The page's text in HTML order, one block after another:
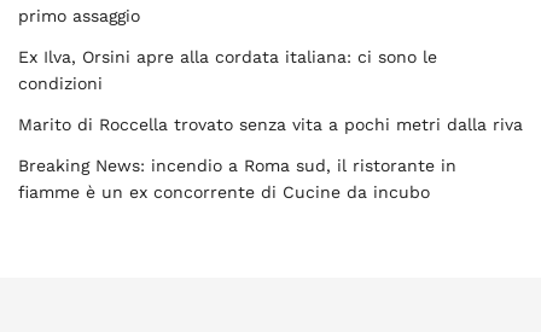
primo assaggio
Ex Ilva, Orsini apre alla cordata italiana: ci sono le
condizioni
Marito di Roccella trovato senza vita a pochi metri dalla riva
Breaking News: incendio a Roma sud, il ristorante in
fiamme è un ex concorrente di Cucine da incubo